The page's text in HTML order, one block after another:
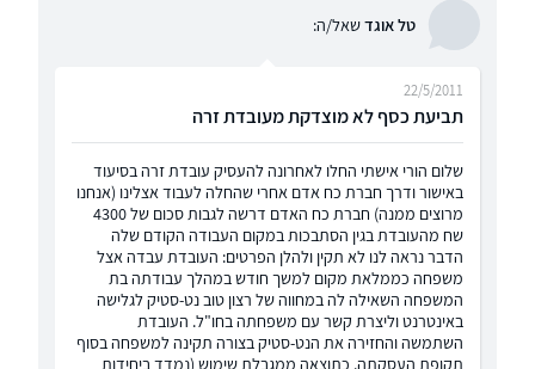
טל אוגדשאל/ה:
תביעת כסף לא מוצדקת מעובדת זרה
22/5/2011
שלום הורי אישתי החלו לאחרונה להעסיק עובדת זרה בסיעוד
באישור ודרך חברת כח אדם אחרי שהחלה לעבוד אצלינו (אנחנו
מרוצים ממנה) חברת כח האדם דרשה לגבות סכום של 4300
שח מהעובדת בגין הסתבכות במקום העבודה הקודם שלה
הדבר נראה לנו לא תקין ולהלן הפרטים: העובדת עבדה אצל
משפחה כממלאת מקום למשך חודש במהלך עבודתה בת
המשפחה השאילה לה במחווה של רצון טוב נט-סטיק לגלישה
באינטרנט וליצרת קשר עם משפחתה בחו"ל. העובדת
השתמשה והחזירה את הנט-סטיק בצורה תקינה למשפחה בסוף
תקופת העסקתה. כתוצאה ממגבלת שימוש (נמדד ביחידות